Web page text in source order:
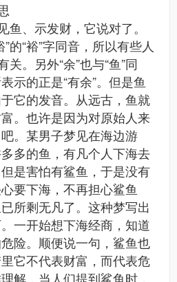
鱼、示发财，它说对了。
的“裕”字同音，所以有些人
关。另外“余”也与“鱼”同
示的正是“有余”。但是鱼
它的发音。从远古，鱼就
。也许是因为对原始人来
。某男子梦见在海边游
多的鱼，有凡个人下海去
是害怕有鲨鱼，于是没有
要下海，不再担心鲨鱼
所剩无凡了。这种梦写出
一开始想下海经商，知道
险。顺便说一句，鲨鱼也
它不代表财富，而代表危
解，当人们提到鲨鱼时，